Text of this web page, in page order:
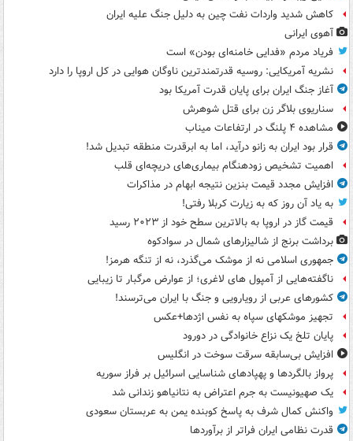
کاهش شدید واردات نفت چین به دلیل جنگ علیه ایران
آهوی ایرانی
فریاد مردم «فدایی خامنه‌ای بودن» است
نشریه آمریکایی: روسیه قدرتمندترین ناوگان هوایی در کل اروپا را دارد
آغاز جنگ ایران برای پایان قدرت آمریکا بود
سناریوی بلاگر زن برای قتل شوهرش
مشاهده ۴ پلنگ در ارتفاعات میناب
قرار بود ایران به زانو درآید، اما به ابرقدرت منطقه تبدیل شد!
اهمیت تشخیص زودهنگام بیماری‌های دریچه‌ای قلب
افزایش مجدد قیمت بنزین نتیجه ابهام در مذاکرات
به یاد آن روز که به زیارت کربلا رفتی!
قیمت گاز در اروپا به بالاترین سطح خود از ۲۰۲۳ رسید
برداشت برنج از شالیزارهای شمال در سوادکوه
جمهوری اسلامی نه از موشک می‌گذرد، نه از تنگه هرمز!
ناگفته‌هایی از آمپول های لاغری؛ از عوارض مرگبار تا زیبایی
کشورهای عربی از رویارویی و جنگ با ایران می‌ترسند!
تجهیز موشکهای سپاه به نفس اژدها+عکس
پایان تلخ یک نزاع خانوادگی در دورود
افزایش بی‌سابقه سرقت سوخت در انگلیس
پرواز بالگردها و پهپادهای شناسایی اسرائیل بر فراز سوریه
یک صهیونیست به جرم اعتراض به نتانیاهو زندانی شد
واکنش کمال شرف به پاسخ کوبنده یمن به عربستان سعودی
قدرت نظامی ایران فراتر از برآوردها